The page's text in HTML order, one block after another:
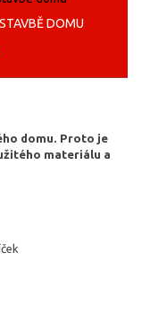
DOMU
domu. Proto je
materiálu a